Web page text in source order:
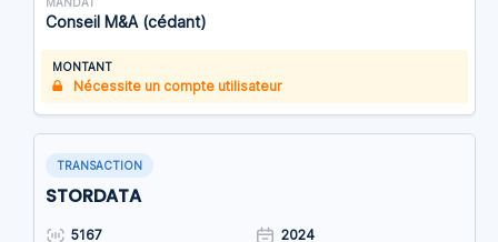
Conseil M&A (cédant)
MONTANT
Nécessite un compte utilisateur
TRANSACTION
STORDATA
5167 2024